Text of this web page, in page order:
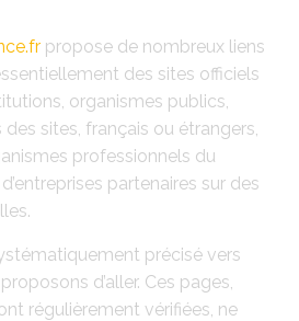
propose de nombreux liens
des sites officiels
organismes publics,
sites, français ou étrangers,
professionnels du
partenaires sur des
précisé vers
d’aller. Ces pages,
régulièrement vérifiées, ne